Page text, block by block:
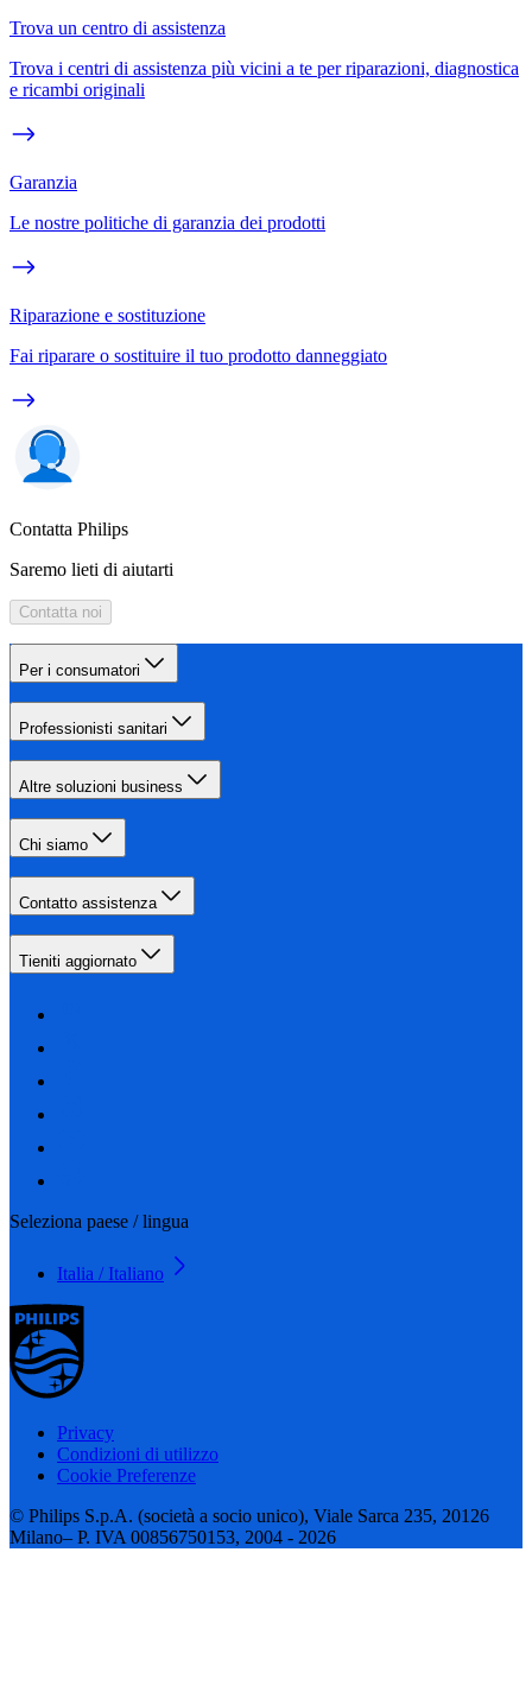
Trova un centro di assistenza
Trova i centri di assistenza più vicini a te per riparazioni, diagnostica
e ricambi originali
Garanzia
Le nostre politiche di garanzia dei prodotti
Riparazione e sostituzione
Fai riparare o sostituire il tuo prodotto danneggiato
Contatta Philips
Saremo lieti di aiutarti
Contatta noi
Per i consumatori
Professionisti sanitari
Altre soluzioni business
Chi siamo
Contatto assistenza
Tieniti aggiornato
Seleziona paese / lingua
Italia / Italiano
Privacy
Condizioni di utilizzo
Cookie Preferenze
© Philips S.p.A. (società a socio unico), Viale Sarca 235, 20126
Milano– P. IVA 00856750153, 2004 - 2026